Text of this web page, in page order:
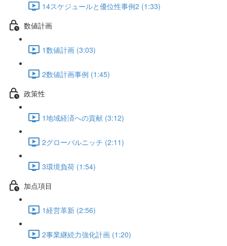
14スケジュールと優位性事例2 (1:33)
数値計画
1数値計画 (3:03)
2数値計画事例 (1:45)
政策性
1地域経済への貢献 (3:12)
2グローバルニッチ (2:11)
3環境負荷 (1:54)
加点項目
1経営革新 (2:56)
2事業継続力強化計画 (1:20)